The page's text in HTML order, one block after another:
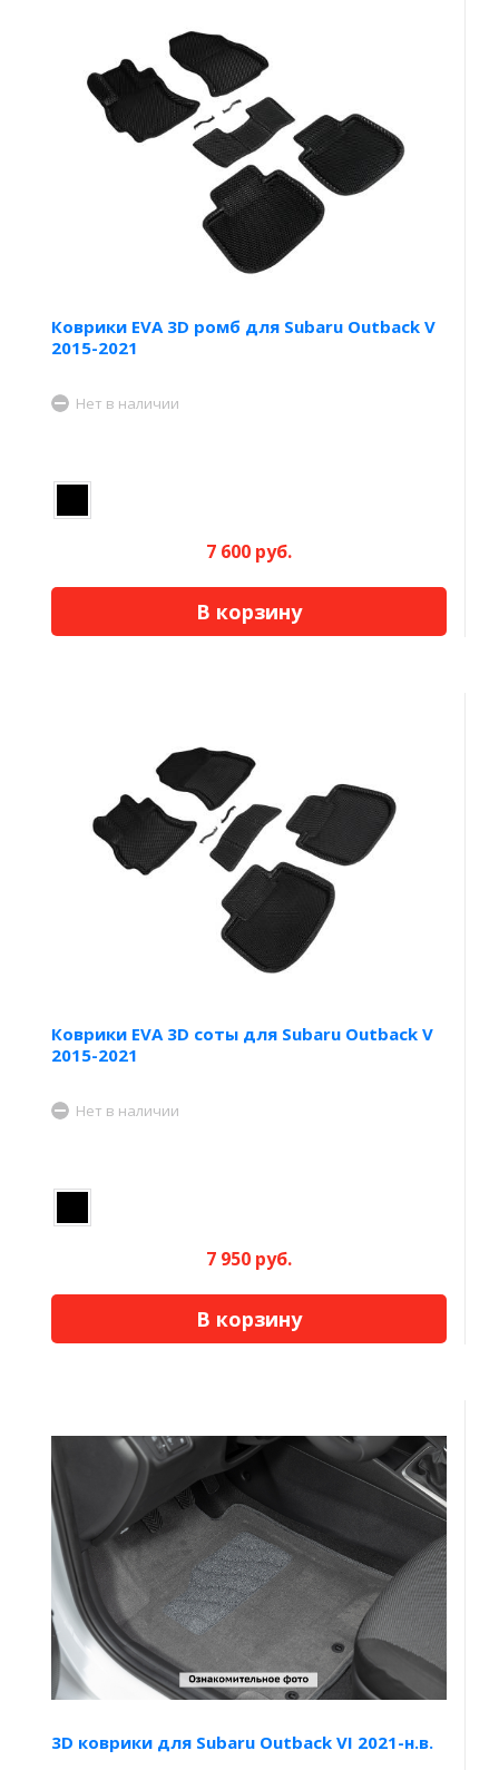
Коврики EVA 3D ромб для Subaru Outback V
2015-2021
Нет в наличии
7 600 руб.
В корзину
Коврики EVA 3D соты для Subaru Outback V
2015-2021
Нет в наличии
7 950 руб.
В корзину
3D коврики для Subaru Outback VI 2021-н.в.